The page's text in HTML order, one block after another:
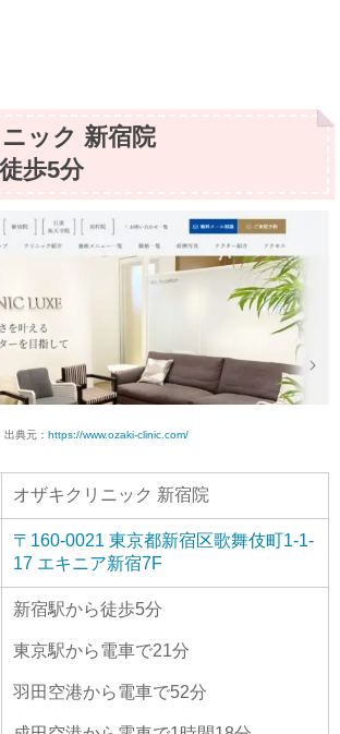
ック 新宿院
歩5分
出典元： https://www.ozaki-clinic.com/
オザキクリニック 新宿院
〒160-0021 東京都新宿区歌舞伎町1-1-
17 エキニア新宿7F
新宿駅から徒歩5分
東京駅から電車で21分
羽田空港から電車で52分